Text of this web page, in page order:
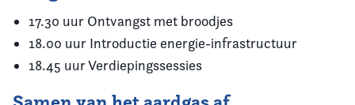
17.30 uur Ontvangst met broodjes
18.00 uur Introductie energie-infrastructuur
18.45 uur Verdiepingssessies